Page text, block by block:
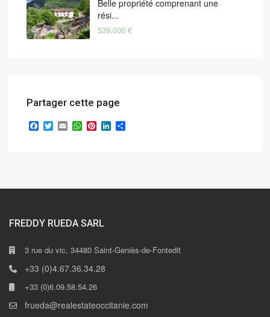
Belle propriété comprenant une
rési...
539,000 €
Partager cette page
Facebook
TwitterEmailWhatsApp
PinterestLinkedIn
FREDDY RUEDA SARL
3 rue du vic, 34480 Saint-Geniès-de-Fontedit
+33 (0)4.67.36.34.28
+33 (0)6.09.58.54.26
frueda@realestateoccitanie.com